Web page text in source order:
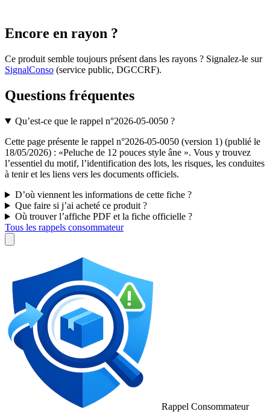
Encore en rayon ?
Ce produit semble toujours présent dans les rayons ? Signalez-le sur
SignalConso (service public, DGCCRF).
Questions fréquentes
Qu’est-ce que le rappel n°2026-05-0050 ?
Cette page présente le rappel n°2026-05-0050 (version 1) (publié le
18/05/2026) : «Peluche de 12 pouces style âne ». Vous y trouvez
l’essentiel du motif, l’identification des lots, les risques, les conduites
à tenir et les liens vers les documents officiels.
D’où viennent les informations de cette fiche ?
Que faire si j’ai acheté ce produit ?
Où trouver l’affiche PDF et la fiche officielle ?
Tous les rappels consommateur
Rappel Consommateur